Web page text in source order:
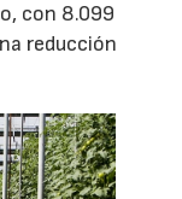
con 8.099
reducción